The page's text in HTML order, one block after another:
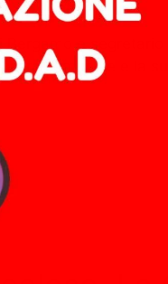
e
comunale e la